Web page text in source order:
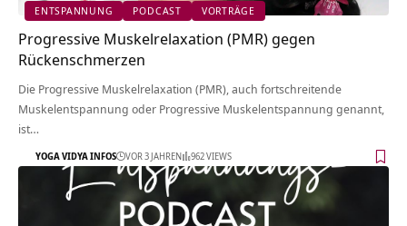
ENTSPANNUNG PODCAST VORTRÄGE
Progressive Muskelrelaxation (PMR) gegen
Rückenschmerzen
Die Progressive Muskelrelaxation (PMR), auch fortschreitende
Muskelentspannung oder Progressive Muskelentspannung genannt,
ist…
YOGA VIDYA INFOS VOR 3 JAHREN 962 VIEWS